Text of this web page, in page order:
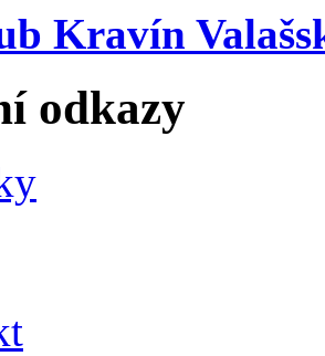
Kravín
odkazy